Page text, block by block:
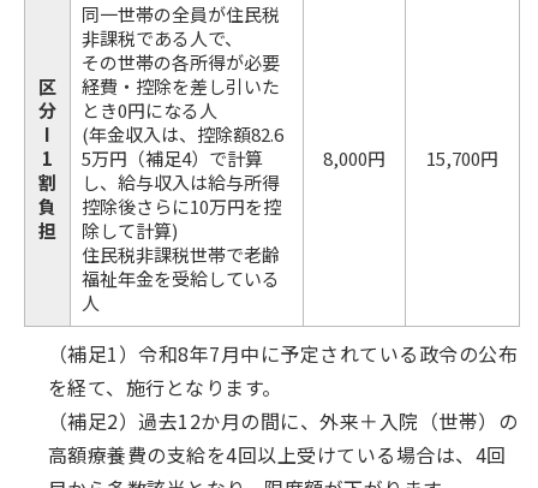
区
分
I
1
割
負
担
同一世帯の全員が住民税
非課税である人で、
その世帯の各所得が必要
経費・控除を差し引いた
とき0円になる人
(年金収入は、控除額82.6
5万円（補足4）で計算
し、給与収入は給与所得
控除後さらに10万円を控
除して計算)
住民税非課税世帯で老齢
福祉年金を受給している
人
8,000円 15,700円
（補足1）令和8年7月中に予定されている政令の公布
を経て、施行となります。
（補足2）過去12か月の間に、外来＋入院（世帯）の
高額療養費の支給を4回以上受けている場合は、4回